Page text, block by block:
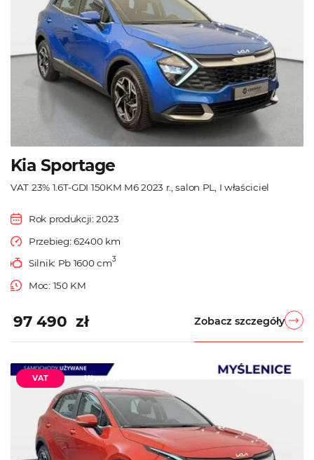
Kia Sportage
VAT 23% 1.6T-GDI 150KM M6 2023 r., salon PL, I właściciel
Rok produkcji: 2023
Przebieg: 62400 km
Silnik: Pb 1600 cm3
Moc: 150 KM
97 490 zł Zobacz szczegóły
VAT Używane